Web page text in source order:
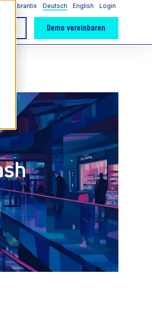
Über Abrantix Deutsch English Login
Demo vereinbaren